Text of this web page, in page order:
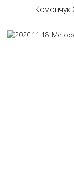
Комончук